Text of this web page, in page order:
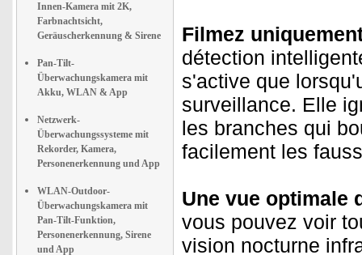
Innen-Kamera mit 2K,
Farbnachtsicht,
Geräuscherkennung & Sirene
Pan-Tilt-
Überwachungskamera mit
Akku, WLAN & App
Netzwerk-
Überwachungssysteme mit
Rekorder, Kamera,
Personenerkennung und App
WLAN-Outdoor-
Überwachungskamera mit
Pan-Tilt-Funktion,
Personenerkennung, Sirene
und App
Filmez
détection
s'active que
surveillance. Elle
les branches qui
facilement les
Une vue optimale
vous pouvez voir
vision nocturne